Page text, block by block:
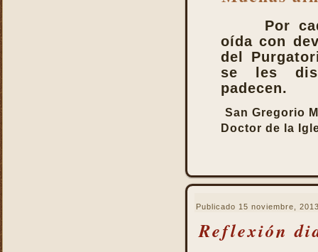
Por
oída con
del
se les
padecen.
San Gregorio
Doctor de la
Publicado 15 noviembre,
Reflexión